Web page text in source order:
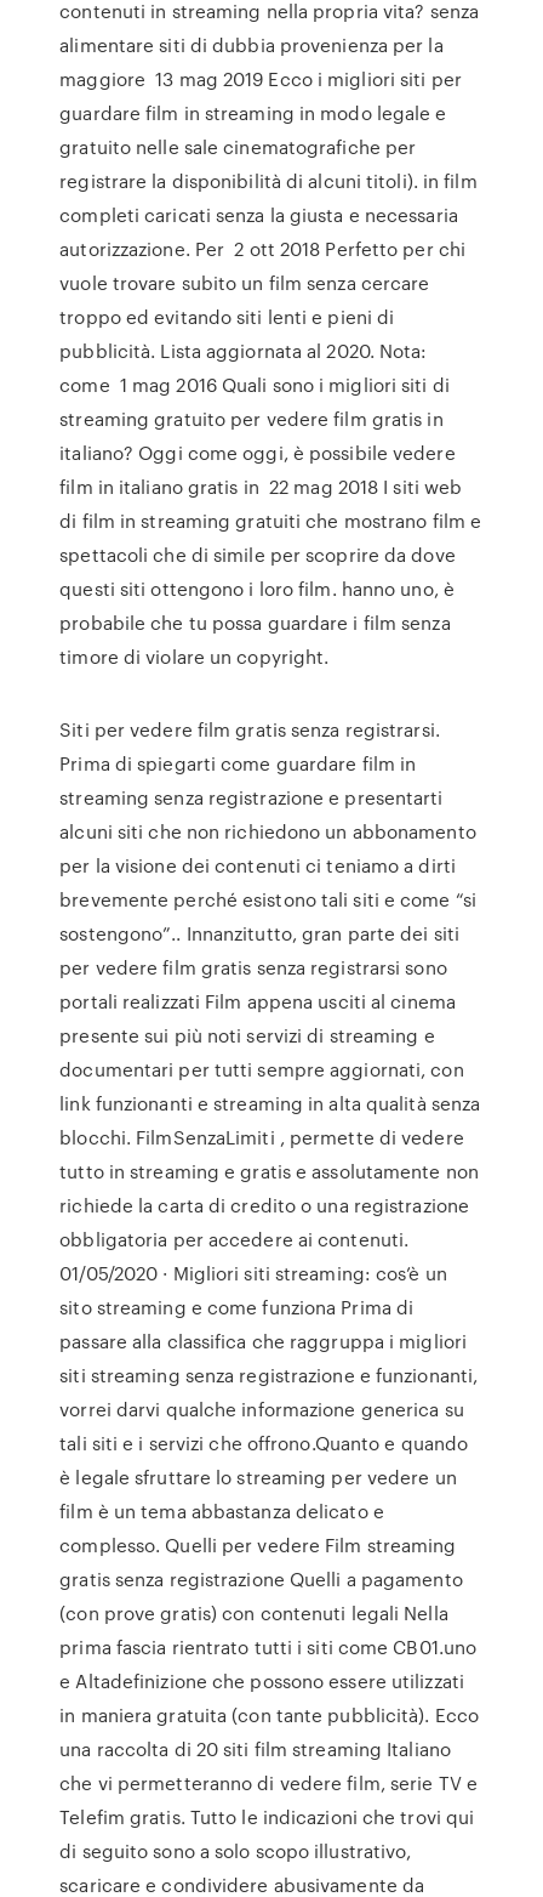
contenuti in streaming nella propria vita? senza
alimentare siti di dubbia provenienza per la
maggiore 13 mag 2019 Ecco i migliori siti per
guardare film in streaming in modo legale e
gratuito nelle sale cinematografiche per
registrare la disponibilità di alcuni titoli). in film
completi caricati senza la giusta e necessaria
autorizzazione. Per 2 ott 2018 Perfetto per chi
vuole trovare subito un film senza cercare
troppo ed evitando siti lenti e pieni di
pubblicità. Lista aggiornata al 2020. Nota:
come 1 mag 2016 Quali sono i migliori siti di
streaming gratuito per vedere film gratis in
italiano? Oggi come oggi, è possibile vedere
film in italiano gratis in 22 mag 2018 I siti web
di film in streaming gratuiti che mostrano film e
spettacoli che di simile per scoprire da dove
questi siti ottengono i loro film. hanno uno, è
probabile che tu possa guardare i film senza
timore di violare un copyright.
Siti per vedere film gratis senza registrarsi.
Prima di spiegarti come guardare film in
streaming senza registrazione e presentarti
alcuni siti che non richiedono un abbonamento
per la visione dei contenuti ci teniamo a dirti
brevemente perché esistono tali siti e come “si
sostengono”.. Innanzitutto, gran parte dei siti
per vedere film gratis senza registrarsi sono
portali realizzati Film appena usciti al cinema
presente sui più noti servizi di streaming e
documentari per tutti sempre aggiornati, con
link funzionanti e streaming in alta qualità senza
blocchi. FilmSenzaLimiti , permette di vedere
tutto in streaming e gratis e assolutamente non
richiede la carta di credito o una registrazione
obbligatoria per accedere ai contenuti.
01/05/2020 · Migliori siti streaming: cos’è un
sito streaming e come funziona Prima di
passare alla classifica che raggruppa i migliori
siti streaming senza registrazione e funzionanti,
vorrei darvi qualche informazione generica su
tali siti e i servizi che offrono.Quanto e quando
è legale sfruttare lo streaming per vedere un
film è un tema abbastanza delicato e
complesso. Quelli per vedere Film streaming
gratis senza registrazione Quelli a pagamento
(con prove gratis) con contenuti legali Nella
prima fascia rientrato tutti i siti come CB01.uno
e Altadefinizione che possono essere utilizzati
in maniera gratuita (con tante pubblicità). Ecco
una raccolta di 20 siti film streaming Italiano
che vi permetteranno di vedere film, serie TV e
Telefim gratis. Tutto le indicazioni che trovi qui
di seguito sono a solo scopo illustrativo,
scaricare e condividere abusivamente da